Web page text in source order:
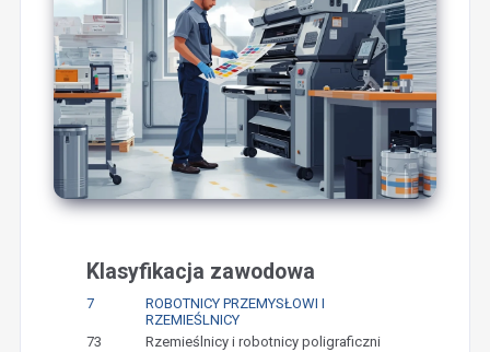
Klasyfikacja zawodowa
7
ROBOTNICY PRZEMYSŁOWI I
RZEMIEŚLNICY
73
Rzemieślnicy i robotnicy poligraficzni